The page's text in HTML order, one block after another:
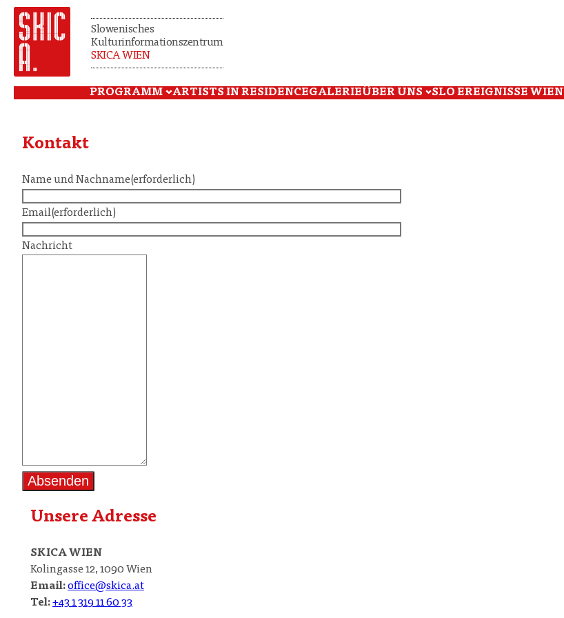
Slowenisches
Kulturinformationszentrum
SKICA WIEN
PROGRAMM ARTISTS IN RESIDENCEGALERIEÜBER UNS SLO EREIGNISSE WIEN
Kontakt
Name und Nachname(erforderlich)
Email(erforderlich)
Nachricht
Absenden
Unsere Adresse
SKICAWIEN
Kolingasse 12, 1090 Wien
Email:office@skica.at
Tel:+43 1 319 11 60 33